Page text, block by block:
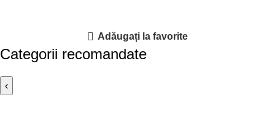
Adăugați la favorite
Categorii recomandate
‹